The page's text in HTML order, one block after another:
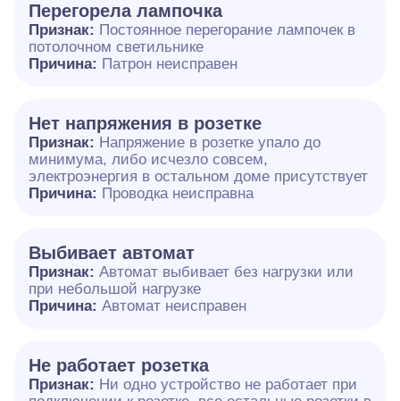
Перегорела лампочка
Признак: Постоянное перегорание лампочек в
потолочном светильнике
Причина: Патрон неисправен
Нет напряжения в розетке
Признак: Напряжение в розетке упало до
минимума, либо исчезло совсем,
электроэнергия в остальном доме присутствует
Причина: Проводка неисправна
Выбивает автомат
Признак: Автомат выбивает без нагрузки или
при небольшой нагрузке
Причина: Автомат неисправен
Не работает розетка
Признак: Ни одно устройство не работает при